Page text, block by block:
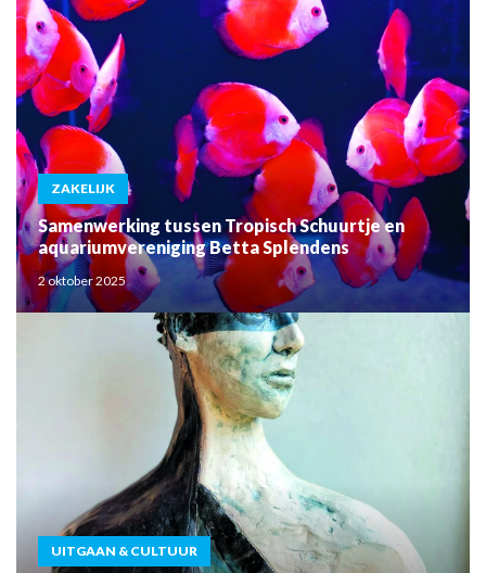
ZAKELIJK
Samenwerking tussen Tropisch Schuurtje en
aquariumvereniging Betta Splendens
2 oktober 2025
UITGAAN & CULTUUR